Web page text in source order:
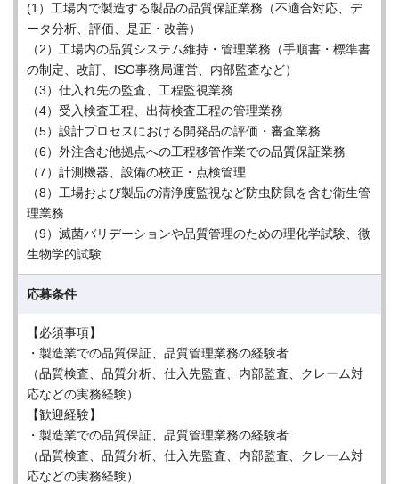
(1）工場内で製造する製品の品質保証業務（不適合対応、デ
ータ分析、評価、是正・改善）
（2）工場内の品質システム維持・管理業務（手順書・標準書
の制定、改訂、ISO事務局運営、内部監査など）
（3）仕入れ先の監査、工程監視業務
（4）受入検査工程、出荷検査工程の管理業務
（5）設計プロセスにおける開発品の評価・審査業務
（6）外注含む他拠点への工程移管作業での品質保証業務
（7）計測機器、設備の校正・点検管理
（8）工場および製品の清浄度監視など防虫防鼠を含む衛生管
理業務
（9）滅菌バリデーションや品質管理のための理化学試験、微
生物学的試験
応募条件
【必須事項】
・製造業での品質保証、品質管理業務の経験者
（品質検査、品質分析、仕入先監査、内部監査、クレーム対
応などの実務経験）
【歓迎経験】
・製造業での品質保証、品質管理業務の経験者
（品質検査、品質分析、仕入先監査、内部監査、クレーム対
応などの実務経験）